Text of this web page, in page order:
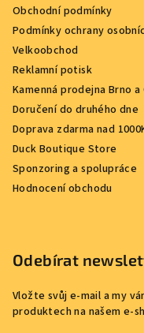
Obchodní podmínky
Podmínky ochrany
Velkoobchod
Reklamní potisk
Kamenná prodejna Brno a
Doručení do druhého dne
Doprava zdarma nad
Duck Boutique Store
Sponzoring a spolupráce
Hodnocení obchodu
Odebírat
Vložte svůj e-mail a my
produktech na našem e-